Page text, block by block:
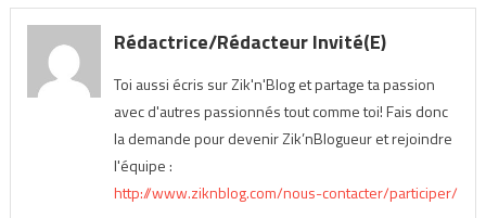
Rédactrice/Rédacteur Invité(e)
Toi aussi écris sur Zik'n'Blog et partage ta passion
avec d'autres passionnés tout comme toi! Fais donc
la demande pour devenir Zik’nBlogueur et rejoindre
l'équipe :
http://www.ziknblog.com/nous-contacter/participer/